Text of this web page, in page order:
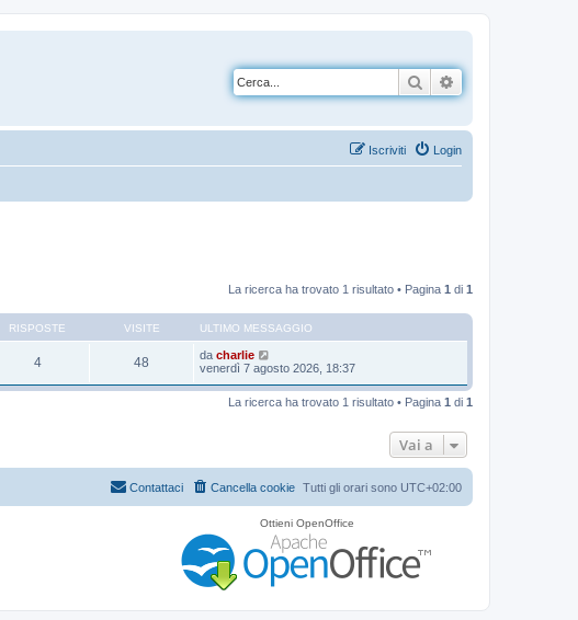
Cerca
Login
Iscriviti
La ricerca ha trovato 1 risultato • Pagina 1 di 1
RISPOSTE VISITE ULTIMO MESSAGGIO
4 48 da charlie
venerdì 7 agosto 2026, 18:37
La ricerca ha trovato 1 risultato • Pagina 1 di 1
Vai a
Tutti gli orari sono UTC+02:00
Cancella cookie
Contattaci
Ottieni OpenOffice